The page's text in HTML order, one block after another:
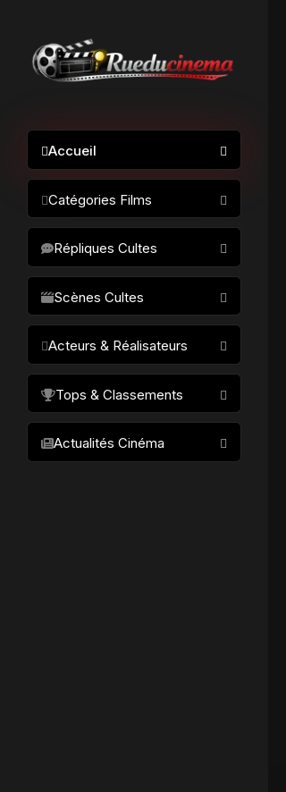
Accueil
Catégories Films
Science-fiction
Drame / Thriller
Comédie/humour
Horreur
Fantastique
Animation
Policier
Romantique
Répliques Cultes
Scènes Cultes
Acteurs & Réalisateurs
Acteurs
Tops & Classements
Meilleurs films par acteur
Actualités Cinéma